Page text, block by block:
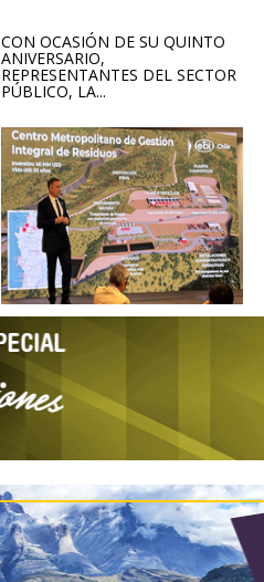
CON OCASIÓN DE SU QUINTO
ANIVERSARIO,
REPRESENTANTES DEL SECTOR
PÚBLICO, LA...